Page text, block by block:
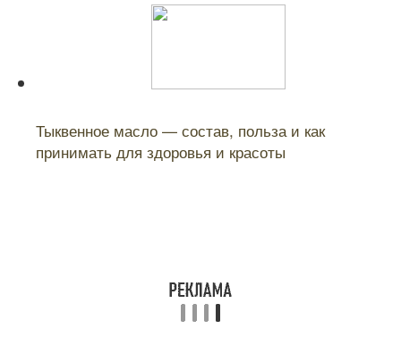
Тыквенное масло — состав, польза и как
принимать для здоровья и красоты